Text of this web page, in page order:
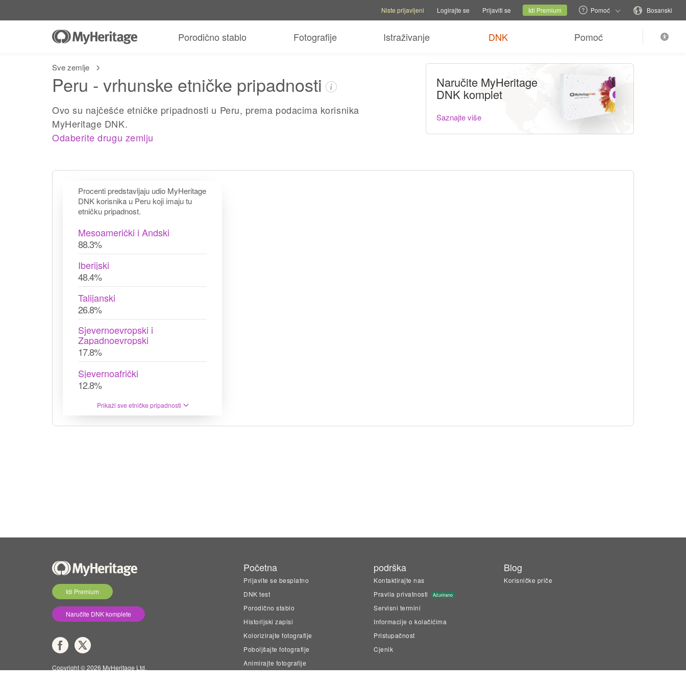
Promijeni porodičnu stranicuTrenutni sajtPromijeni jezik
Niste prijavljeni Logirajte se Prijaviti se Idi Premium Pomoć Bosanski
Porodično stablo Fotografije Istraživanje DNK Pomoć
Sve zemlje
Peru - vrhunske etničke pripadnosti
Ovo su najčešće etničke pripadnosti u Peru, prema podacima korisnika
MyHeritage DNK.
Odaberite drugu zemlju
Naručite MyHeritage
DNK komplet
Saznajte više
Procenti predstavljaju udio MyHeritage
DNK korisnika u Peru koji imaju tu
etničku pripadnost.
Mesoamerički i Andski
88.3%
Iberijski
48.4%
Talijanski
26.8%
Sjevernoevropski i
Zapadnoevropski
17.8%
Sjevernoafrički
12.8%
Prikaži sve etničke pripadnosti
Idi Premium
Naručite DNK komplete
Copyright © 2026 MyHeritage Ltd.
Početna
Prijavite se besplatno
DNK test
Porodično stablo
Historijski zapisi
Kolorizirajte fotografije
Poboljšajte fotografije
Animirajte fotografije
podrška
Kontaktirajte nas
Pravila privatnosti
Ažurirano
Servisni termini
Informacije o kolačićima
Pristupačnost
Cjenik
Blog
Korisničke priče